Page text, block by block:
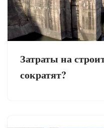
Затраты на
сократят?